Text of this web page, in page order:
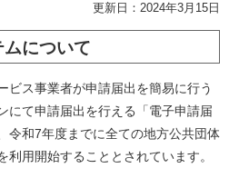
更新日：2024年3月15日
について
ビス事業者が申請届出を簡易に行う
にて申請届出を行える「電子申請届
令和7年度までに全ての地方公共団体
用開始することとされています。